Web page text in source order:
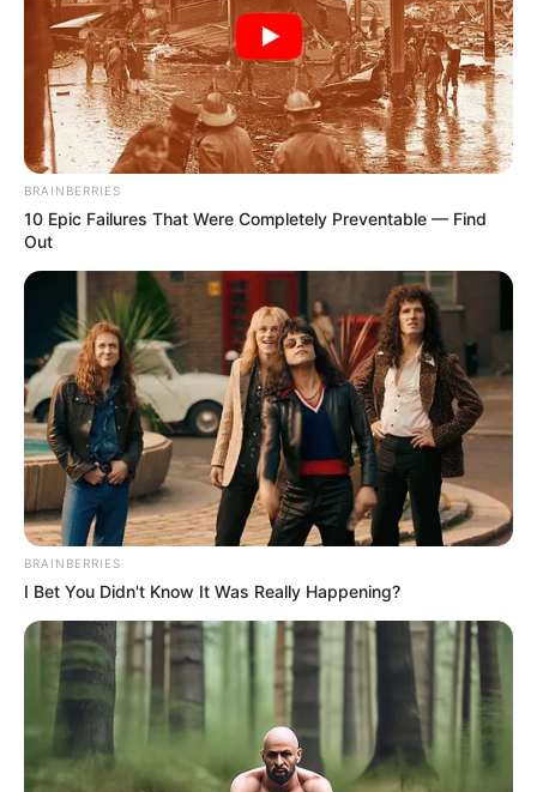
BRAINBERRIES
10 Epic Failures That Were Completely Preventable — Find
Out
BRAINBERRIES
I Bet You Didn't Know It Was Really Happening?